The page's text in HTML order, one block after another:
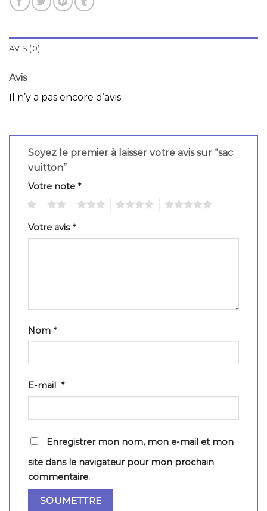
AVIS (0)
Avis
Il n’y a pas encore d’avis.
Soyez le premier à laisser votre avis sur “sac
vuitton”
Votre note *
Votre avis*
Nom *
E-mail *
Enregistrer mon nom, mon e-mail et mon
site dans le navigateur pour mon prochain
commentaire.